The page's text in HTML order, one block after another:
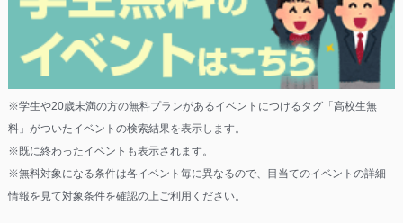
※学生や20歳未満の方の無料プランがあるイベントにつけるタグ「高校生無
料」がついたイベントの検索結果を表示します。
※既に終わったイベントも表示されます。
※無料対象になる条件は各イベント毎に異なるので、目当てのイベントの詳細
情報を見て対象条件を確認の上ご利用ください。